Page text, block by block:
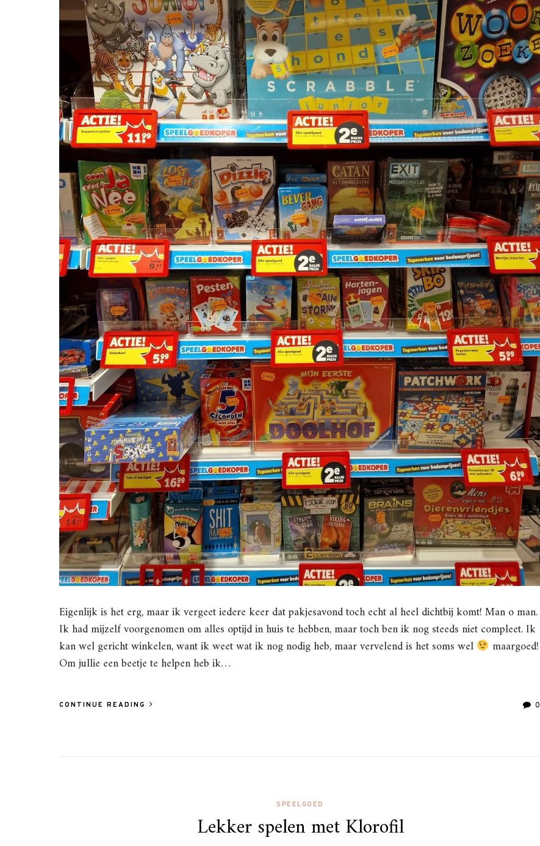
Eigenlijk is het erg, maar ik vergeet iedere keer dat pakjesavond toch echt al heel dichtbij komt! Man o man.
Ik had mijzelf voorgenomen om alles optijd in huis te hebben, maar toch ben ik nog steeds niet compleet. Ik
kan wel gericht winkelen, want ik weet wat ik nog nodig heb, maar vervelend is het soms wel
maargoed!
Om jullie een beetje te helpen heb ik…
CONTINUE READING 0
SPEELGOED
Lekker spelen met Klorofil